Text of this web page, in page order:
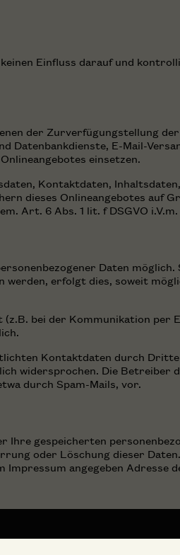
Einfluss darauf und
der Zurverfügungstellung
Datenbankdienste, E-Mail-
einsetzen.
Kontaktdaten,
dieses Onlineangebotes auf
Art. 6 Abs. 1 lit. f DSGVO
Daten
werden, erfolgt dies, soweit
bei der Kommunikation per
Kontaktdaten durch
widersprochen. Die Betreiber
durch Spam-Mails, vor.
gespeicherten
oder Löschung dieser
angegeben Adresse